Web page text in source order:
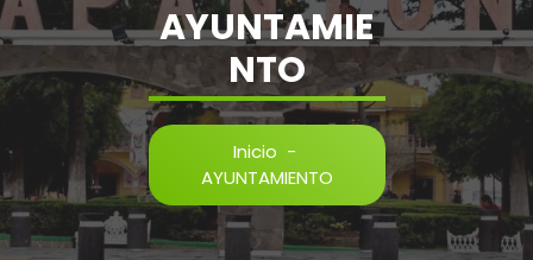
AYUNTAMIE
NTO
Inicio -
AYUNTAMIENTO